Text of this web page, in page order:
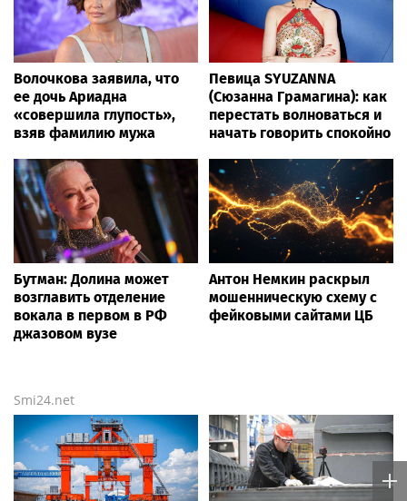
Волочкова заявила, что
ее дочь Ариадна
«совершила глупость»,
взяв фамилию мужа
Певица SYUZANNA
(Сюзанна Грамагина): как
перестать волноваться и
начать говорить спокойно
Бутман: Долина может
возглавить отделение
вокала в первом в РФ
джазовом вузе
Антон Немкин раскрыл
мошенническую схему с
фейковыми сайтами ЦБ
Smi24.net